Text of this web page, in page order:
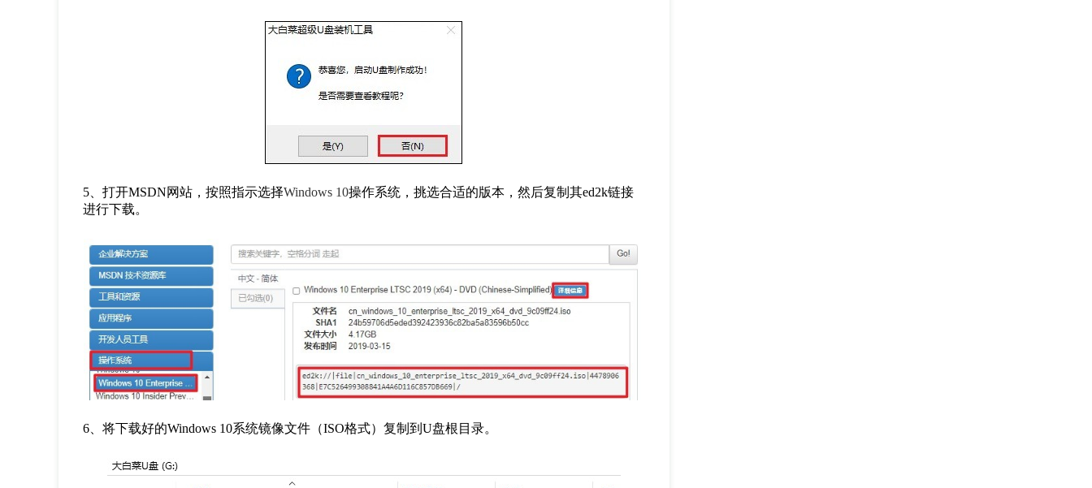
5、打开MSDN网站，按照指示选择Windows 10操作系统，挑选合适的版本，然后复制其ed2k链接
进行下载。
6、将下载好的Windows 10系统镜像文件（ISO格式）复制到U盘根目录。